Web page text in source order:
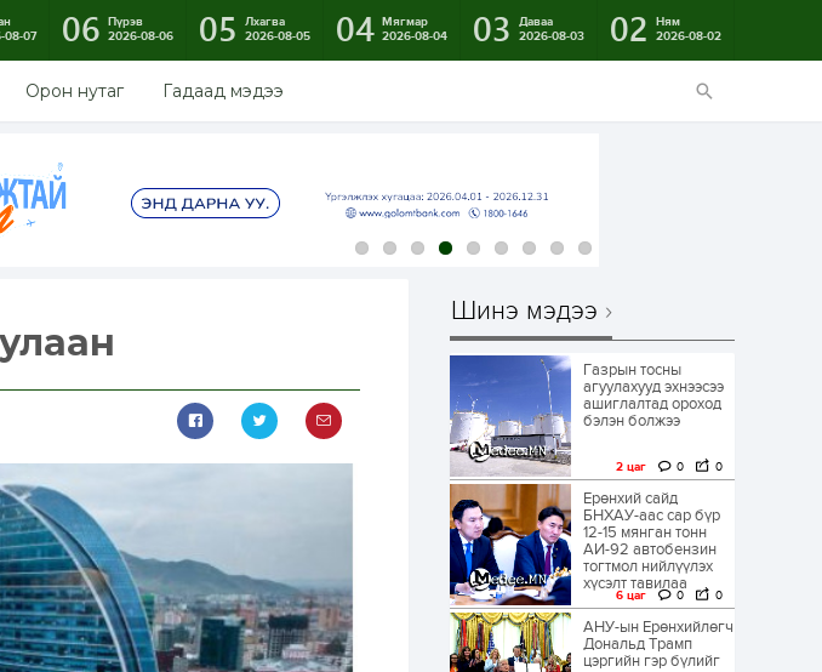
08-07
06 Пүрэв
2026-08-06
05
Лхагва
2026-08-05
04 Мягмар
2026-08-04
03
Даваа
2026-08-03
02
Ням
2026-08-02
Орон нутаг Гадаад мэдээ
Шинэ мэдээ
Газрын тосны
агуулахууд эхнээсээ
ашиглалтад ороход
бэлэн болжээ
2 цаг 0 0
Ерөнхий сайд
БНХАУ-аас сар бүр
12-15 мянган тонн
АИ-92 автобензин
тогтмол нийлүүлэх
хүсэлт тавилаа
6 цаг 0 0
АНУ-ын Ерөнхийлөгч
Дональд Трамп
цэргийн гэр бүлийг